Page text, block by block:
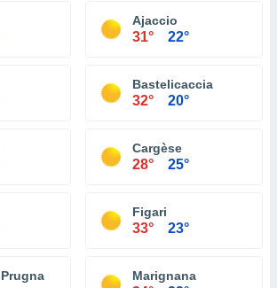
Ajaccio
31° 22°
Bastelicaccia
32° 20°
Cargèse
28° 25°
Figari
33° 23°
Marignana